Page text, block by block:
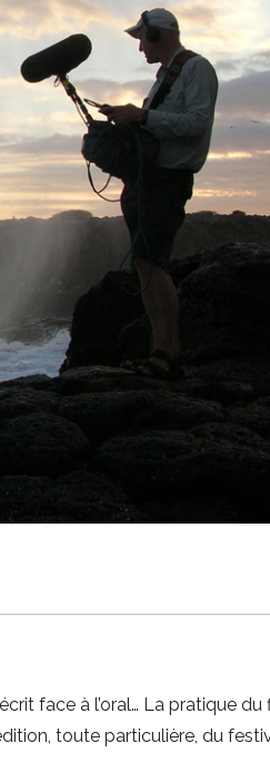
face à l’oral… La pratique
toute particulière, du